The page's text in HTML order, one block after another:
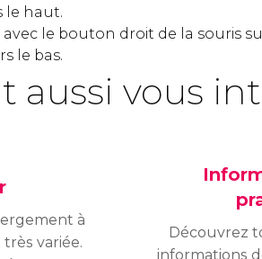
le haut.
le bouton droit de la souris
le bas.
aussi vous
à
variée.
Découvrez
informations